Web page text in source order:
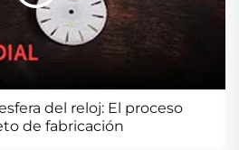
del reloj: El proceso
de fabricación